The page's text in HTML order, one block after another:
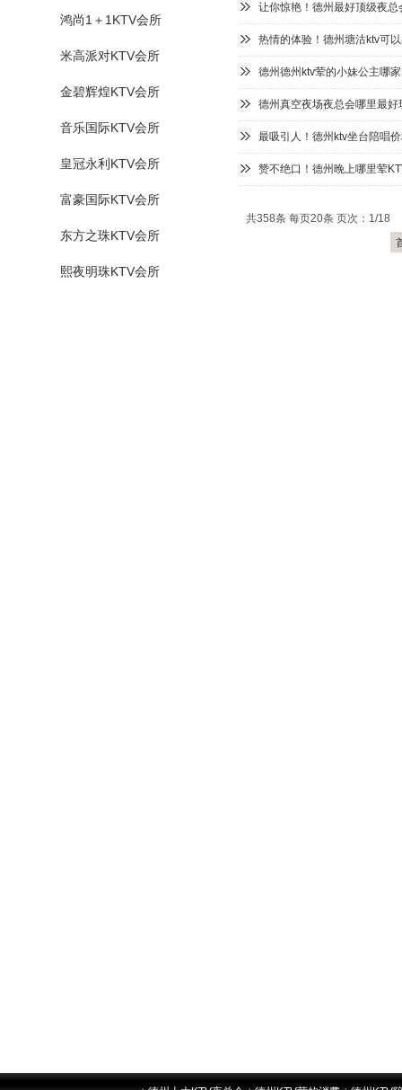
鸿尚1＋1KTV会所
米高派对KTV会所
金碧辉煌KTV会所
音乐国际KTV会所
皇冠永利KTV会所
富豪国际KTV会所
东方之珠KTV会所
熙夜明珠KTV会所
让你惊艳！德州最好顶级夜
热情的体验！德州塘沽ktv可
德州德州ktv荤的小妹公主哪
德州真空夜场夜总会哪里最
最吸引人！德州ktv坐台陪唱
赞不绝口！德州晚上哪里荤
共358条 每页20条 页次：1/18